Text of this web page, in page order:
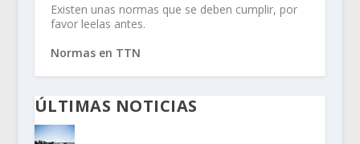
Existen unas normas que se deben cumplir, por
favor leelas antes.
Normas en TTN
ÚLTIMAS NOTICIAS